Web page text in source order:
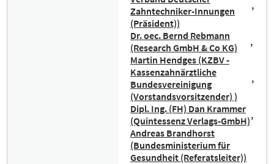
Zahntechniker-Innungen
(Präsident))
Dr. oec. Bernd Rebmann
(Research GmbH & Co KG)
Martin Hendges (KZBV -
Kassenzahnärztliche
Bundesvereinigung
(Vorstandsvorsitzender) )
Dipl. Ing. (FH) Dan Krammer
(Quintessenz Verlags-GmbH)
Andreas Brandhorst
(Bundesministerium für
Gesundheit (Referatsleiter))